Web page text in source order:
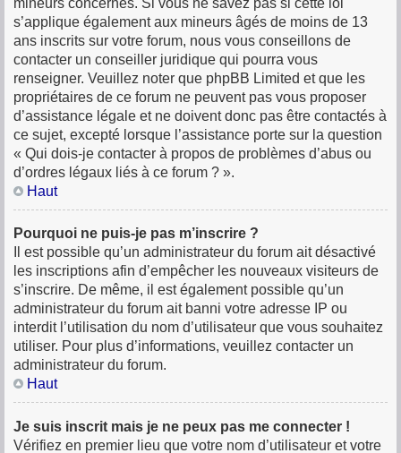
s’applique également aux mineurs âgés de moins de 13
ans inscrits sur votre forum, nous vous conseillons de
contacter un conseiller juridique qui pourra vous
renseigner. Veuillez noter que phpBB Limited et que les
propriétaires de ce forum ne peuvent pas vous proposer
d’assistance légale et ne doivent donc pas être contactés à
ce sujet, excepté lorsque l’assistance porte sur la question
« Qui dois-je contacter à propos de problèmes d’abus ou
d’ordres légaux liés à ce forum ? ».
Haut
Pourquoi ne puis-je pas m’inscrire ?
Il est possible qu’un administrateur du forum ait désactivé
les inscriptions afin d’empêcher les nouveaux visiteurs de
s’inscrire. De même, il est également possible qu’un
administrateur du forum ait banni votre adresse IP ou
interdit l’utilisation du nom d’utilisateur que vous souhaitez
utiliser. Pour plus d’informations, veuillez contacter un
administrateur du forum.
Haut
Je suis inscrit mais je ne peux pas me connecter !
Vérifiez en premier lieu que votre nom d’utilisateur et votre